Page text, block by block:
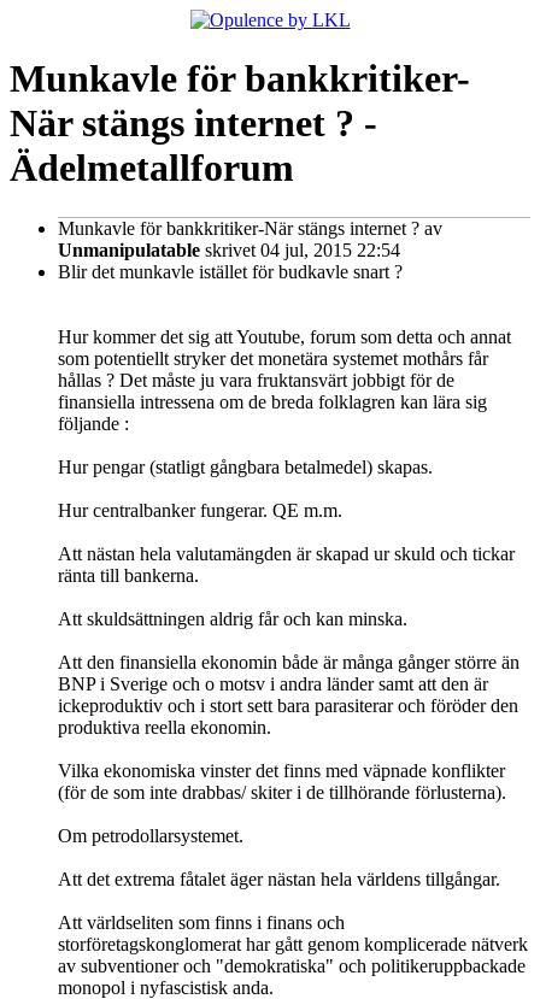
Munkavle för bankkritiker-
När stängs internet ? -
Ädelmetallforum
Munkavle för bankkritiker-När stängs internet ? av
Unmanipulatable skrivet 04 jul, 2015 22:54
Blir det munkavle istället för budkavle snart ?
Hur kommer det sig att Youtube, forum som detta och annat
som potentiellt stryker det monetära systemet mothårs får
hållas ? Det måste ju vara fruktansvärt jobbigt för de
finansiella intressena om de breda folklagren kan lära sig
följande :
Hur pengar (statligt gångbara betalmedel) skapas.
Hur centralbanker fungerar. QE m.m.
Att nästan hela valutamängden är skapad ur skuld och tickar
ränta till bankerna.
Att skuldsättningen aldrig får och kan minska.
Att den finansiella ekonomin både är många gånger större än
BNP i Sverige och o motsv i andra länder samt att den är
ickeproduktiv och i stort sett bara parasiterar och föröder den
produktiva reella ekonomin.
Vilka ekonomiska vinster det finns med väpnade konflikter
(för de som inte drabbas/ skiter i de tillhörande förlusterna).
Om petrodollarsystemet.
Att det extrema fåtalet äger nästan hela världens tillgångar.
Att världseliten som finns i finans och
storföretagskonglomerat har gått genom komplicerade nätverk
av subventioner och "demokratiska" och politikeruppbackade
monopol i nyfascistisk anda.